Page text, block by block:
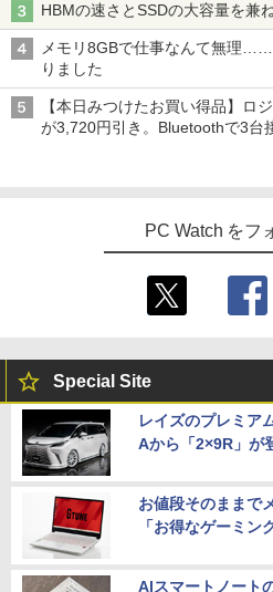
HBMの速さとSSDの大容量を兼
メモリ8GBで仕事なんて無理
りました
【本日みつけたお買い得品】ロ
が3,720円引き。Bluetoothで3台
PC Watch をフ
Special Site
レイズのプレミア
Aから「2×9R」が
お値段そのままで
「お得なゲーミン
AIスマートノート